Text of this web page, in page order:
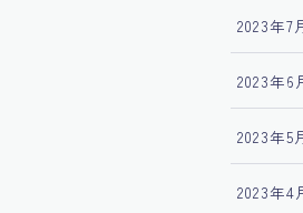
2023年7
2023年6
2023年5
2023年4